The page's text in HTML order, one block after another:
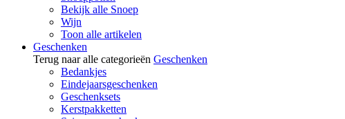
Bekijk alle Snoep
Wijn
Toon alle artikelen
Geschenken
Terug naar alle categorieën Geschenken
Bedankjes
Eindejaarsgeschenken
Geschenksets
Kerstpakketten